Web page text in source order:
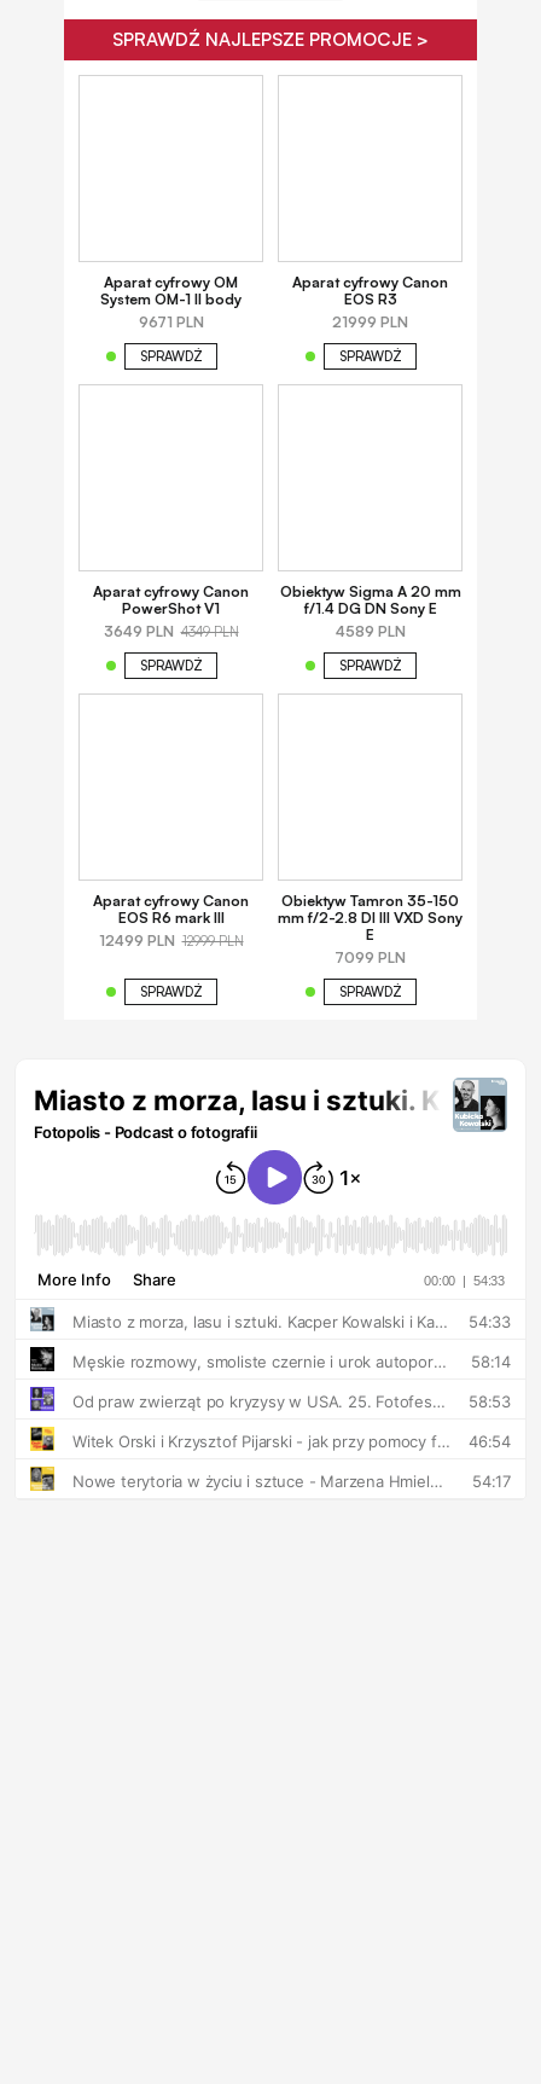
SPRAWDŹ NAJLEPSZE PROMOCJE >
Aparat cyfrowy OM
System OM-1 II body
9671 PLN
SPRAWDŹ
Aparat cyfrowy Canon
EOS R3
21999 PLN
SPRAWDŹ
Aparat cyfrowy Canon
PowerShot V1
3649 PLN 4349 PLN
SPRAWDŹ
Obiektyw Sigma A 20 mm
f/1.4 DG DN Sony E
4589 PLN
SPRAWDŹ
Aparat cyfrowy Canon
EOS R6 mark III
12499 PLN 12999 PLN
SPRAWDŹ
Obiektyw Tamron 35-150
mm f/2-2.8 DI III VXD Sony
E
7099 PLN
SPRAWDŹ